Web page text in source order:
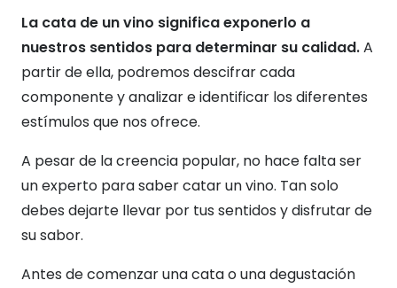
La cata de un vino significa exponerlo a
nuestros sentidos para determinar su calidad.A
partir de ella, podremos descifrar cada
componente y analizar e identificar los diferentes
estímulos que nos ofrece.
A pesar de la creencia popular, no hace falta ser
un experto para saber catar un vino. Tan solo
debes dejarte llevar por tus sentidos y disfrutar de
su sabor.
Antes de comenzar una cata o una degustación